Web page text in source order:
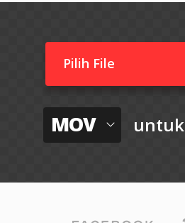
Pilih File
MOV untuk